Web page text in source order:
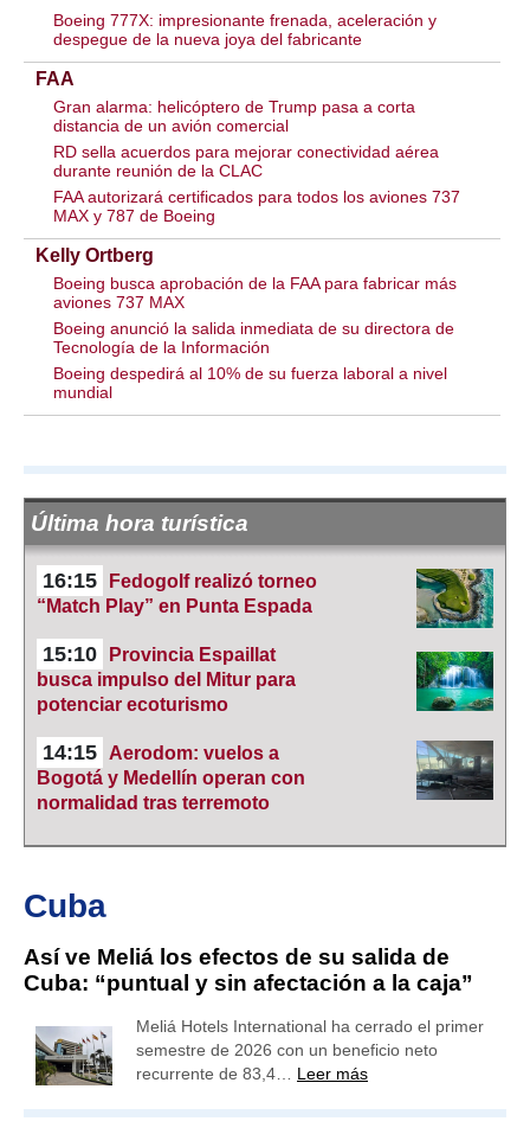
Boeing 777X: impresionante frenada, aceleración y
despegue de la nueva joya del fabricante
FAA
Gran alarma: helicóptero de Trump pasa a corta
distancia de un avión comercial
RD sella acuerdos para mejorar conectividad aérea
durante reunión de la CLAC
FAA autorizará certificados para todos los aviones 737
MAX y 787 de Boeing
Kelly Ortberg
Boeing busca aprobación de la FAA para fabricar más
aviones 737 MAX
Boeing anunció la salida inmediata de su directora de
Tecnología de la Información
Boeing despedirá al 10% de su fuerza laboral a nivel
mundial
Última hora turística
16:15
Fedogolf realizó torneo
“Match Play” en Punta Espada
15:10
Provincia Espaillat
busca impulso del Mitur para
potenciar ecoturismo
14:15
Aerodom: vuelos a
Bogotá y Medellín operan con
normalidad tras terremoto
Cuba
Así ve Meliá los efectos de su salida de
Cuba: “puntual y sin afectación a la caja”
Meliá Hotels International ha cerrado el primer
semestre de 2026 con un beneficio neto
recurrente de 83,4… Leer más